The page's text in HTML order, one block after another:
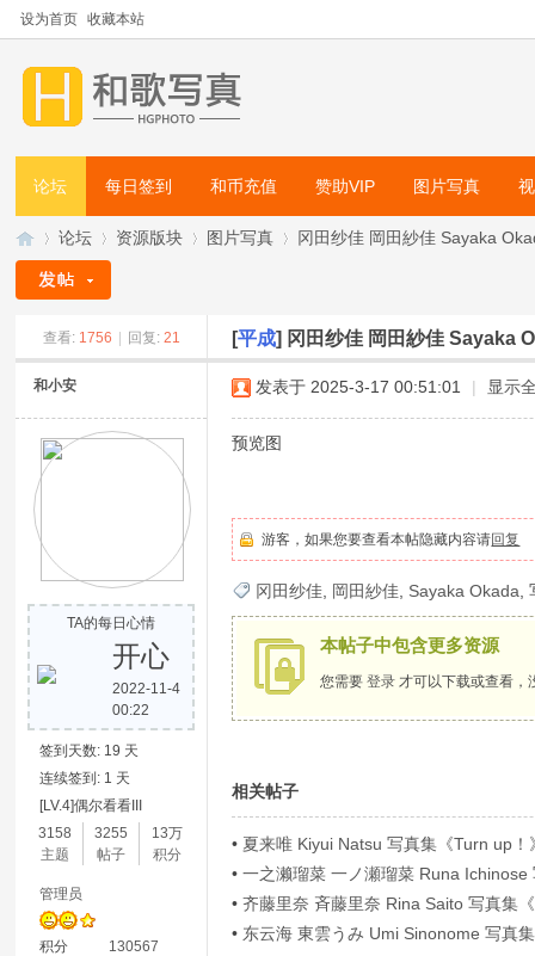
设为首页 收藏本站
论坛 每日签到 和币充值 赞助VIP 图片写真
»
论坛
›
资源版块 图片写真
›
冈田纱佳 岡田紗佳 Sayaka
查看: 1756 回复: 21 [平成] 冈田纱佳 岡田紗佳 Sayaka
和小安
TA的每日心情
开心
2022-11-4
00:22
签到天数: 19 天
连续签到: 1 天
[LV.4]偶尔看看III
3158
主题
3255
帖子
13万
积分
管理员
积分 130567
发表于 2025-3-17 00:51:01 | 显示
预览图
游客，如果您要查看本帖隐藏内容请回复
冈田纱佳 岡田紗佳 Sayaka Okada ,
本帖子中包含更多资源
您需要登录 才可以下载或查看，
相关帖子
• 夏来唯 Kiyui Natsu 写真集《Turn up！
•一之濑瑠菜 一ノ瀬瑠菜 Runa
Ｐ！４》[54P]
•齐藤里奈 斉藤里奈 Rina Saito 写真集
• 东云海 東雲うみ Umi Sinonome 写真